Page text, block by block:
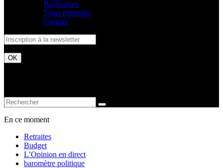
Références
Nous rejoindre
Contact
En ce moment
Retraites
Budget
L’Opinion en direct
baromètre politique